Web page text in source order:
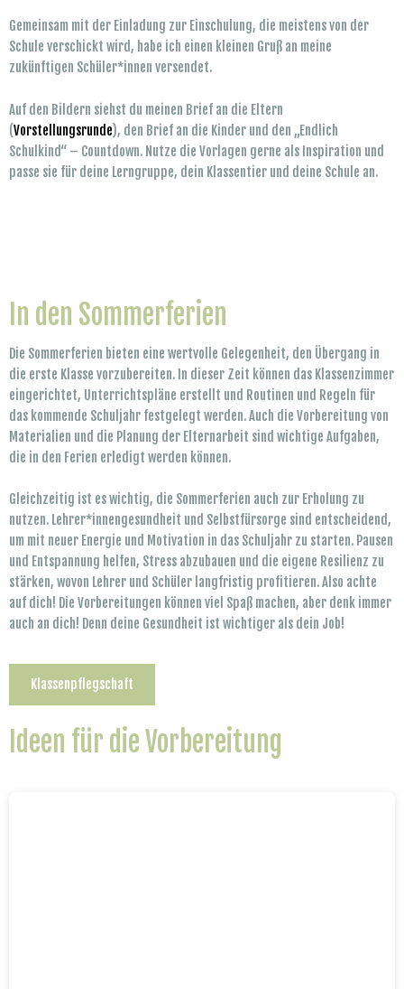
Gemeinsam mit der Einladung zur Einschulung, die meistens von der
Schule verschickt wird, habe ich einen kleinen Gruß an meine
zukünftigen Schüler*innen versendet.
Auf den Bildern siehst du meinen Brief an die Eltern
(Vorstellungsrunde), den Brief an die Kinder und den „Endlich
Schulkind“ – Countdown. Nutze die Vorlagen gerne als Inspiration und
passe sie für deine Lerngruppe, dein Klassentier und deine Schule an.
In den Sommerferien
Die Sommerferien bieten eine wertvolle Gelegenheit, den Übergang in
die erste Klasse vorzubereiten. In dieser Zeit können das Klassenzimmer
eingerichtet, Unterrichtspläne erstellt und Routinen und Regeln für
das kommende Schuljahr festgelegt werden. Auch die Vorbereitung von
Materialien und die Planung der Elternarbeit sind wichtige Aufgaben,
die in den Ferien erledigt werden können.
Gleichzeitig ist es wichtig, die Sommerferien auch zur Erholung zu
nutzen. Lehrer*innengesundheit und Selbstfürsorge sind entscheidend,
um mit neuer Energie und Motivation in das Schuljahr zu starten. Pausen
und Entspannung helfen, Stress abzubauen und die eigene Resilienz zu
stärken, wovon Lehrer und Schüler langfristig profitieren. Also achte
auf dich! Die Vorbereitungen können viel Spaß machen, aber denk immer
auch an dich! Denn deine Gesundheit ist wichtiger als dein Job!
Klassenpflegschaft
Ideen für die Vorbereitung